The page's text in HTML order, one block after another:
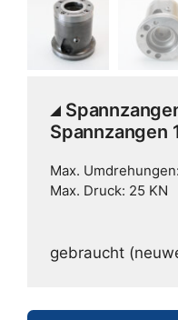
Spannzangen
Max.
Max. Druck: 25 KN
gebraucht